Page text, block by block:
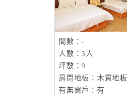
間數：-
人數：3人
坪數：9
房間地板：木質地板
有無窗戶：有